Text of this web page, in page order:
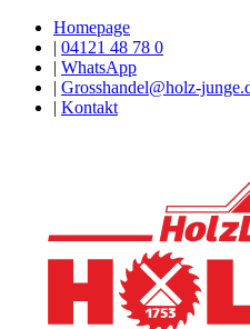
Homepage
| 04121 48 78 0
| WhatsApp
| Grosshandel@holz-
| Kontakt